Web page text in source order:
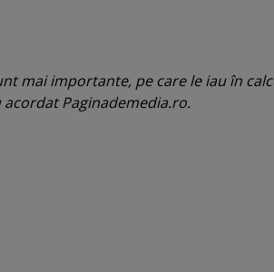
mai importante, pe care le iau în
Paginademedia.ro.